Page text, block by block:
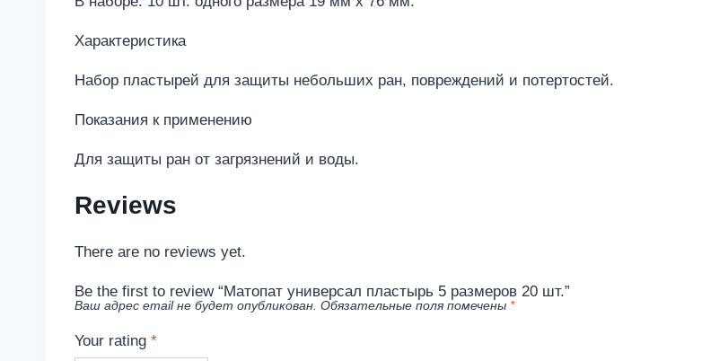
Характеристика
Набор пластырей для защиты небольших ран, повреждений и потертостей.
Показания к применению
Для защиты ран от загрязнений и воды.
Reviews
There are no reviews yet.
Be the first to review “Матопат универсал пластырь 5 размеров 20 шт.”
Ваш адрес email не будет опубликован. Обязательные поля помечены *
Your rating *